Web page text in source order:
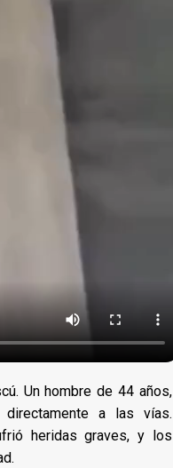
Un hombre de 44 años,
a las vías.
heridas graves, y los